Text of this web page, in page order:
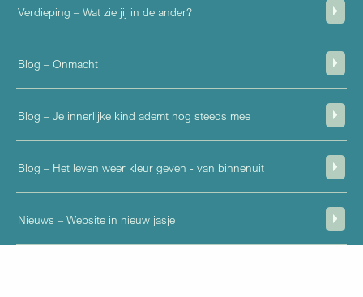
Verdieping – Wat zie jij in de ander?
Blog – Onmacht
Blog – Je innerlijke kind ademt nog steeds mee
Blog – Het leven weer kleur geven - van binnenuit
Nieuws – Website in nieuw jasje